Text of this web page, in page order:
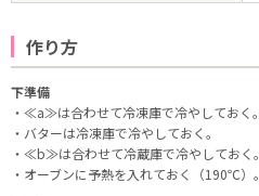
作り方
下準備
・≪a≫は合わせて冷凍庫で冷やしておく。
・バターは冷凍庫で冷やしておく。
・≪b≫は合わせて冷蔵庫で冷やしておく。
・オーブンに予熱を入れておく（190℃）。